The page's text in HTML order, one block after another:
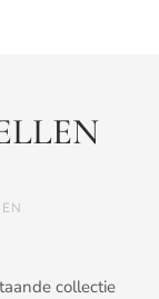
collectie